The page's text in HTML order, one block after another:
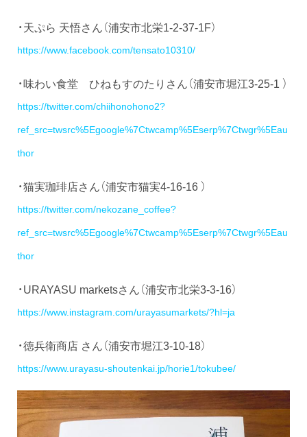
・天ぷら 天悟さん（浦安市北栄1-2-37-1F）
https://www.facebook.com/tensato10310/
・味わい食堂 ひねもすのたりさん（浦安市堀江3-25-1 ）
https://twitter.com/chiihonohono2?
ref_src=twsrc%5Egoogle%7Ctwcamp%5Eserp%7Ctwgr%5Eau
thor
・猫実珈琲店さん（浦安市猫実4-16-16 ）
https://twitter.com/nekozane_coffee?
ref_src=twsrc%5Egoogle%7Ctwcamp%5Eserp%7Ctwgr%5Eau
thor
・URAYASU marketsさん（浦安市北栄3-3-16）
https://www.instagram.com/urayasumarkets/?hl=ja
・徳兵衛商店 さん（浦安市堀江3-10-18）
https://www.urayasu-shoutenkai.jp/horie1/tokubee/